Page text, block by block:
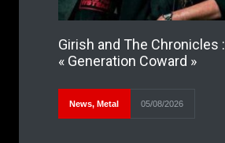
Girish and The Chronicles :
« Generation Coward »
News, Metal 05/08/2026